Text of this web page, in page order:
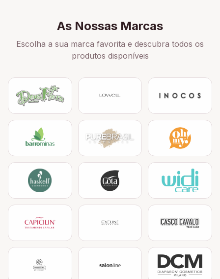
As Nossas Marcas
Escolha a sua marca favorita e descubra todos os
produtos disponíveis